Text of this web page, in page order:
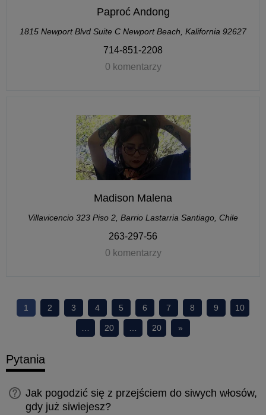
Paproć Andong
1815 Newport Blvd Suite C Newport Beach, Kalifornia 92627
714-851-2208
0 komentarzy
Madison Malena
Villavicencio 323 Piso 2, Barrio Lastarria Santiago, Chile
263-297-56
0 komentarzy
1 2 3 4 5 6 7 8 9 10
20 20 »
Pytania
Jak pogodzić się z przejściem do siwych włosów,
gdy już siwiejesz?